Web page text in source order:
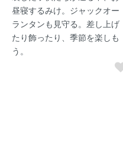
昼寝するみけ。ジャックオー
ランタンも見守る。差し上げ
たり飾ったり、季節を楽しも
う。